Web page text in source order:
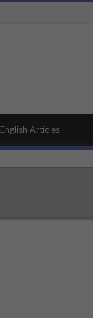
English Articles